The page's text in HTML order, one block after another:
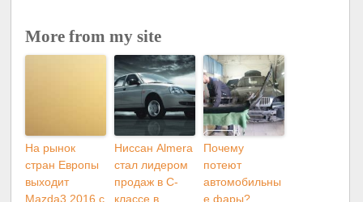
More from my site
На рынок
стран Европы
выходит
Mazda3 2016 с
Ниссан Almera
стал лидером
продаж в C-
классе в
Почему
потеют
автомобильны
е фары?